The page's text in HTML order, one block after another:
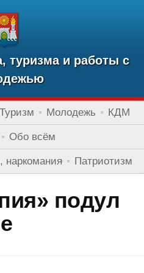
туризма и работы с
Туризм Молодежь КДМ
Обо всём
наркомания Патриотизм
подул